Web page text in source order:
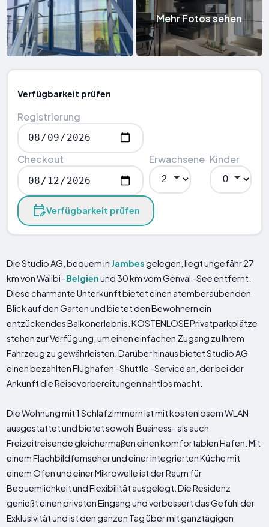
Mehr Fotos sehen
Verfügbarkeit prüfen
Registrierung
Checkout Erwachsene Kinder
Verfügbarkeit prüfen
Die Studio AG, bequem in Jambesgelegen, liegt ungefähr 27
km von Walibi -Belgienund 30 km vom Genval -See entfernt.
Diese charmante Unterkunft bietet einen atemberaubenden
Blick auf den Garten und bietet den Bewohnern ein
entzückendes Balkonerlebnis. KOSTENLOSE Privatparkplätze
stehen zur Verfügung, um einen einfachen Zugang zu Ihrem
Fahrzeug zu gewährleisten. Darüber hinaus bietet Studio AG
einen bezahlten Flughafen -Shuttle -Service an, der bei der
Ankunft die Reisevorbereitungen nahtlos macht.
Die Wohnung mit 1 Schlafzimmern ist mit kostenlosem WLAN
ausgestattet und bietet sowohl Business- als auch
Freizeitreisende gleichermaßen einen komfortablen Hafen. Mit
einem Flachbildfernseher und einer integrierten Küche mit
einem Ofen und einer Mikrowelle ist der Raum für
Bequemlichkeit und Flexibilität ausgelegt. Die Residenz
genießt einen privaten Eingang und verbessert das Gefühl der
Exklusivität und ist den ganzen Tag über mit ganztägigen